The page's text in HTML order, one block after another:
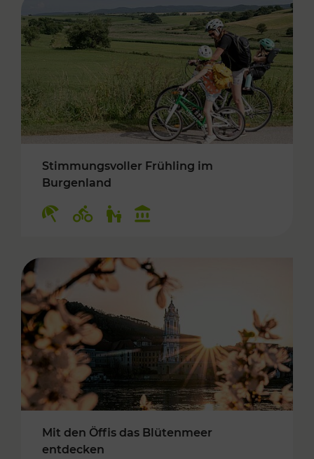
Stimmungsvoller Frühling im
Burgenland
Mit den Öffis das Blütenmeer
entdecken